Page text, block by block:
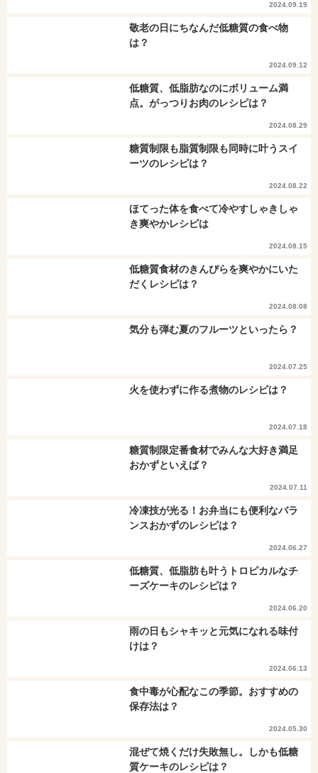
2024.09.19
敬老の日にちなんだ低糖質の食べ物
は？
2024.09.12
低糖質、低脂肪なのにボリューム満
点。がっつりお肉のレシピは？
2024.08.29
糖質制限も脂質制限も同時に叶うスイ
ーツのレシピは？
2024.08.22
ほてった体を食べて冷やすしゃきしゃ
き爽やかレシピは
2024.08.15
低糖質食材のきんぴらを爽やかにいた
だくレシピは？
2024.08.08
気分も弾む夏のフルーツといったら？
2024.07.25
火を使わずに作る煮物のレシピは？
2024.07.18
糖質制限定番食材でみんな大好き満足
おかずといえば？
2024.07.11
冷凍技が光る！お弁当にも便利なバラ
ンスおかずのレシピは？
2024.06.27
低糖質、低脂肪も叶うトロピカルなチ
ーズケーキのレシピは？
2024.06.20
雨の日もシャキッと元気になれる味付
けは？
2024.06.13
食中毒が心配なこの季節。おすすめの
保存法は？
2024.05.30
混ぜて焼くだけ失敗無し。しかも低糖
質ケーキのレシピは？